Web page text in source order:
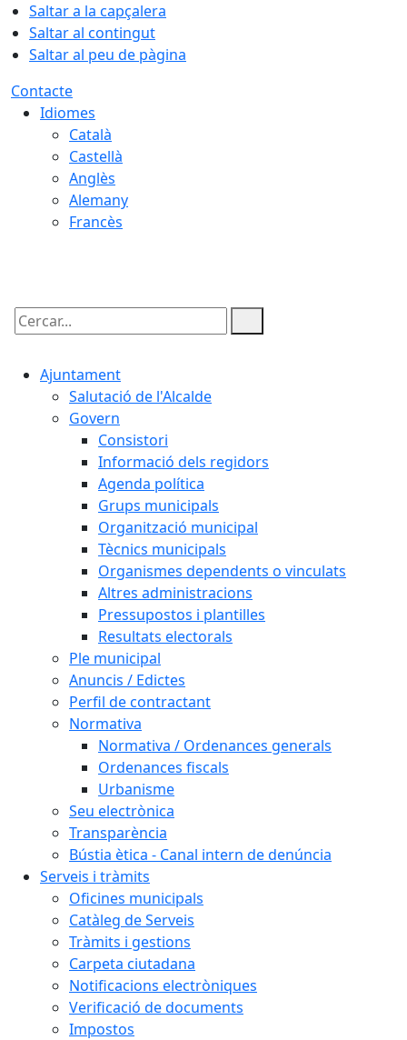
Saltar a la capçalera
Saltar al contingut
Saltar al peu de pàgina
Contacte
Idiomes
Català
Castellà
Anglès
Alemany
Francès
Cercar:
Ajuntament
Salutació de l'Alcalde
Govern
Consistori
Informació dels regidors
Agenda política
Grups municipals
Organització municipal
Tècnics municipals
Organismes dependents o vinculats
Altres administracions
Pressupostos i plantilles
Resultats electorals
Ple municipal
Anuncis / Edictes
Perfil de contractant
Normativa
Normativa / Ordenances generals
Ordenances fiscals
Urbanisme
Seu electrònica
Transparència
Bústia ètica - Canal intern de denúncia
Serveis i tràmits
Oficines municipals
Catàleg de Serveis
Tràmits i gestions
Carpeta ciutadana
Notificacions electròniques
Verificació de documents
Impostos